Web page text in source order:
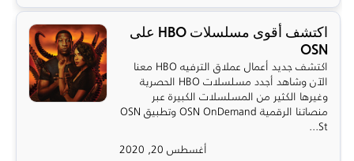
اكتشف أقوى مسلسلات HBO على
OSN
اكتشف جديد أعمال عملاق الترفيه HBO معنا
الآن وشاهد أجدد مسلسلات HBO الحصرية
وغيرها الكثير من المسلسلات الكبيرة عبر
منصاتنا الرقمية OSN OnDemand وتطبيق OSN
St...
أغسطس 20, 2020